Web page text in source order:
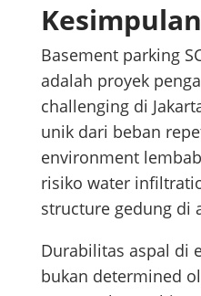
Kesimpulan
Basement parking
adalah proyek
challenging di
unik dari beban
environment
risiko water
structure gedung di
Durabilitas aspal di
bukan determined